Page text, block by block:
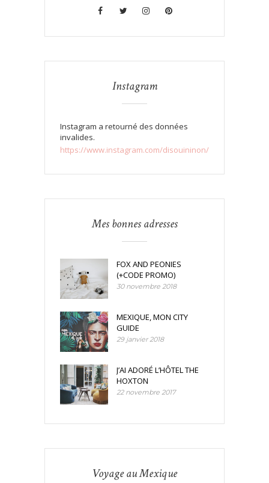
Instagram
Instagram a retourné des données
invalides.
https://www.instagram.com/disouininon/
Mes bonnes adresses
FOX AND PEONIES
(+CODE PROMO)
30 novembre 2018
MEXIQUE, MON CITY
GUIDE
29 janvier 2018
J’AI ADORÉ L’HÔTEL THE
HOXTON
22 novembre 2017
Voyage au Mexique